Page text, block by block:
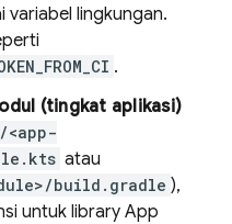
variabel lingkungan.
.
(tingkat aplikasi)
atau
build.gradle ),
untuk library App